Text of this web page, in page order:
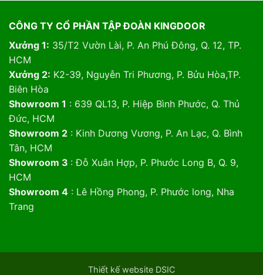
CÔNG TY CỔ PHẦN TẬP ĐOÀN KINGDOOR
Xưởng 1: 35/T2 Vườn Lài, P. An Phú Đông, Q. 12, TP.
HCM
Xưởng 2: K2-39, Nguyễn Tri Phương, P. Bửu Hòa,TP.
Biên Hòa
Showroom 1 : 639 QL13, P. Hiệp Bình Phước, Q. Thủ
Đức, HCM
Showroom 2: Kinh Dương Vương, P. An Lạc, Q. Bình
Tân, HCM
Showroom 3 : Đỗ Xuân Hợp, P. Phước Long B, Q. 9,
HCM
Showroom 4: Lê Hồng Phong, P. Phước long, Nha
Trang
Thiết kế website DSIC